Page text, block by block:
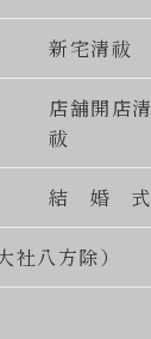
新宅清祓
店舗開店清
祓
結 婚 式
社八方除）